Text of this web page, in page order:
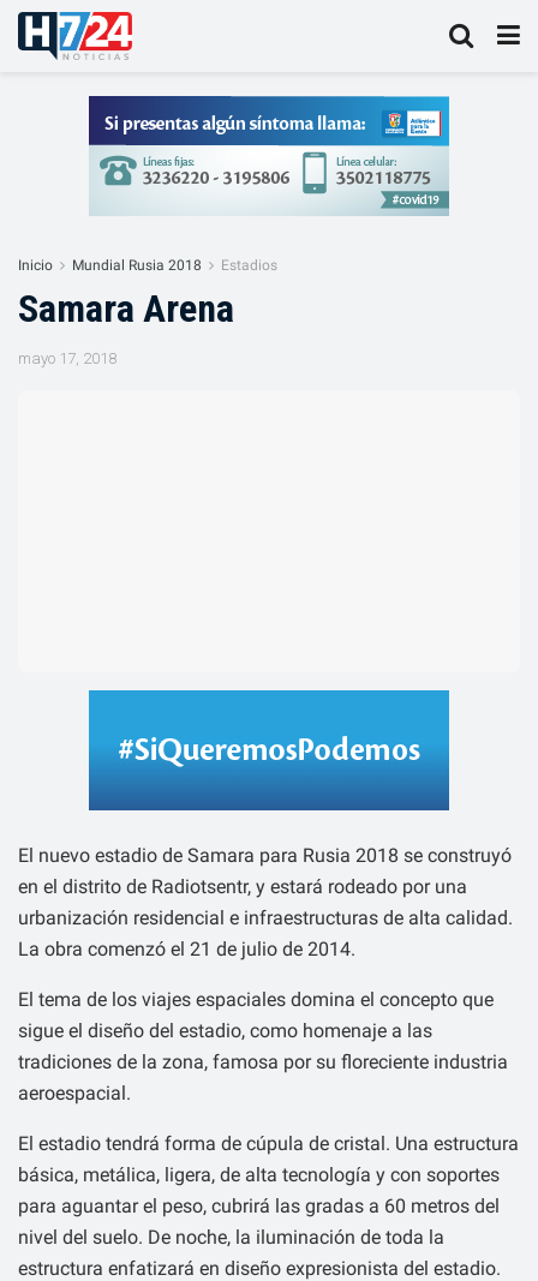
Inicio Mundial Rusia 2018 Estadios
Samara Arena
mayo 17, 2018
El nuevo estadio de Samara para Rusia 2018 se construyó
en el distrito de Radiotsentr, y estará rodeado por una
urbanización residencial e infraestructuras de alta calidad.
La obra comenzó el 21 de julio de 2014.
El tema de los viajes espaciales domina el concepto que
sigue el diseño del estadio, como homenaje a las
tradiciones de la zona, famosa por su floreciente industria
aeroespacial.
El estadio tendrá forma de cúpula de cristal. Una estructura
básica, metálica, ligera, de alta tecnología y con soportes
para aguantar el peso, cubrirá las gradas a 60 metros del
nivel del suelo. De noche, la iluminación de toda la
estructura enfatizará en diseño expresionista del estadio.